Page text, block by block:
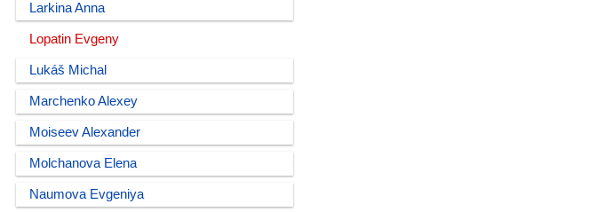
Larkina Anna
Lopatin Evgeny
Lukáš Michal
Marchenko Alexey
Moiseev Alexander
Molchanova Elena
Naumova Evgeniya